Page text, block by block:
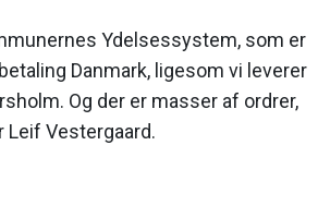
Ydelsessystem, som er
Danmark, ligesom vi leverer
Og der er masser af ordrer,
Leif Vestergaard.